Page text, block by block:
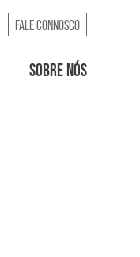
SOBRE NÓS
FALE CONNOSCO